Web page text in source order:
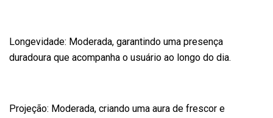
Longevidade: Moderada, garantindo uma presença
duradoura que acompanha o usuário ao longo do dia.
Projeção: Moderada, criando uma aura de frescor e